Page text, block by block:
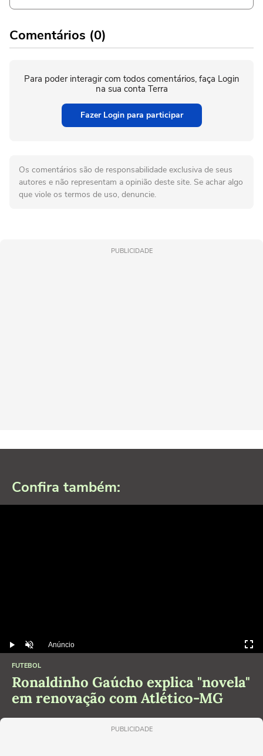
Comentários (0)
Para poder interagir com todos comentários, faça Login
na sua conta Terra
Fazer Login para participar
Os comentários são de responsabilidade exclusiva de seus
autores e não representam a opinião deste site. Se achar algo
que viole os termos de uso, denuncie.
PUBLICIDADE
Confira também:
Play DesmutarAnúncio
FUTEBOL
Ronaldinho Gaúcho explica "novela"
em renovação com Atlético-MG
PUBLICIDADE